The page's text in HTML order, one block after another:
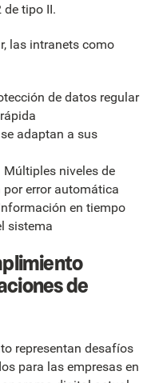
de tipo II.
las intranets como
de datos regular
adaptan a sus
Múltiples niveles de
error automática
en tiempo
sistema
de
representan desafíos
para las empresas en